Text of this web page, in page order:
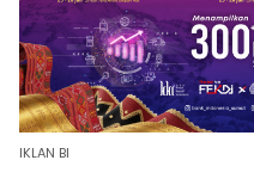
IKLAN BI